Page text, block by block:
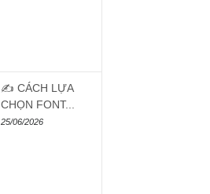
✍️ CÁCH LỰA
CHỌN FONT...
25/06/2026